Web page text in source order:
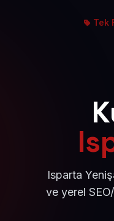
Tek
Isparta
ve yerel